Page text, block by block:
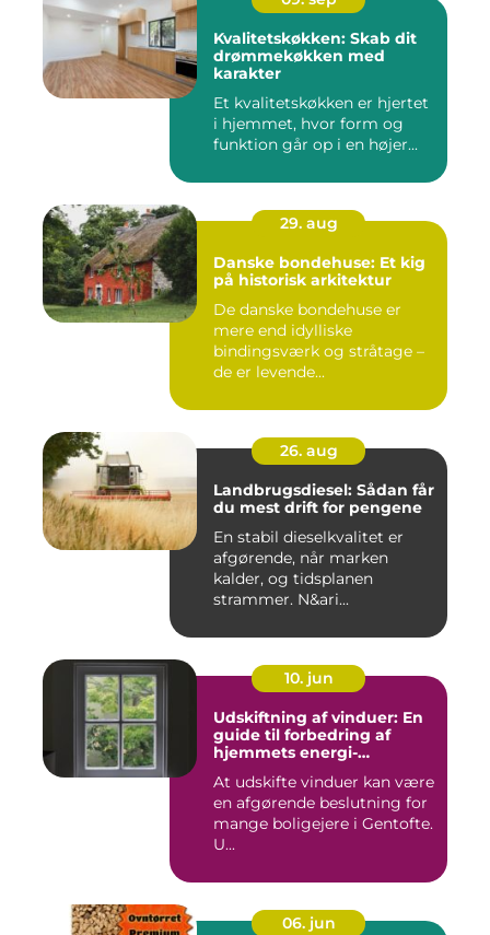
Kvalitetskøkken: Skab dit
drømmekøkken med
karakter
Et kvalitetskøkken er hjertet
i hjemmet, hvor form og
funktion går op i en højer...
29. aug
Danske bondehuse: Et kig
på historisk arkitektur
De danske bondehuse er
mere end idylliske
bindingsværk og stråtage –
de er levende...
26. aug
Landbrugsdiesel: Sådan får
du mest drift for pengene
En stabil dieselkvalitet er
afgørende, når marken
kalder, og tidsplanen
strammer. N&ari...
10. jun
Udskiftning af vinduer: En
guide til forbedring af
hjemmets energi-
At udskifte vinduer kan være
en afgørende beslutning for
mange boligejere i Gentofte.
U...
06. jun